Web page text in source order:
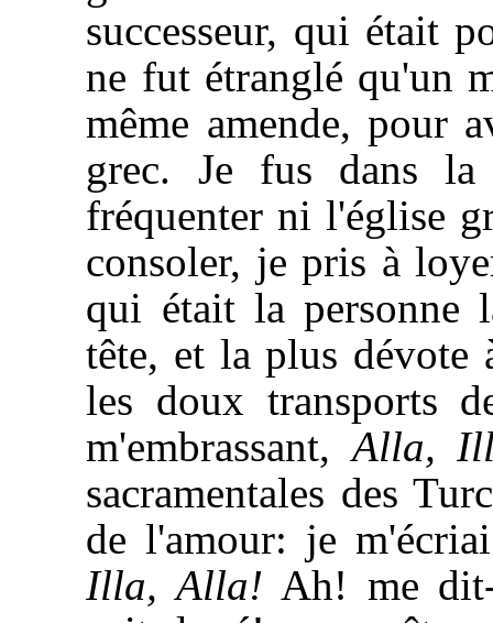
successeur, qui était
ne fut étranglé qu'un
même amende, pour
grec. Je fus dans la
fréquenter ni l'église
consoler, je pris à
qui était la personne
tête, et la plus dévote
les doux transports
m'embrassant,Alla,
sacramentales des
de l'amour: je
Illa, Alla! Ah! me